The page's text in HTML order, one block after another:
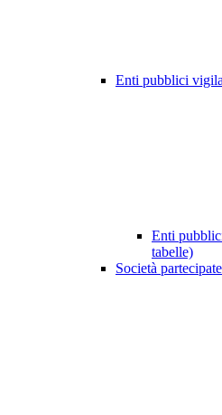
Enti pubblici
Enti
tabelle)
Società partecipate